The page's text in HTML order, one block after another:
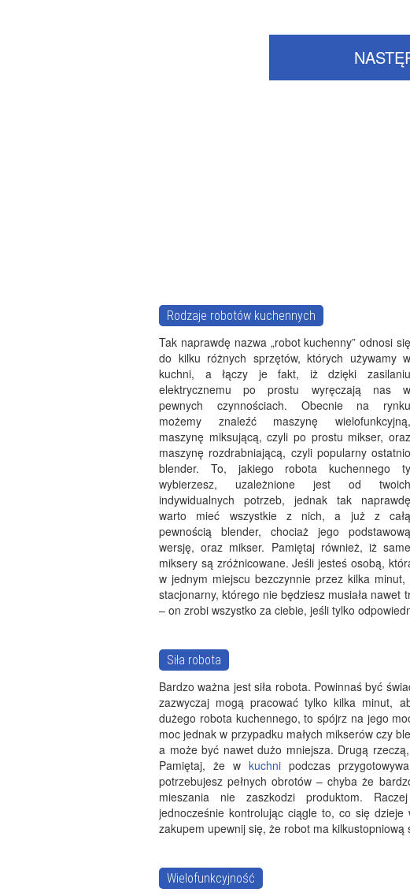
Rodzaje robotów kuchennych
Tak naprawdę nazwa „robot kuchenny” odnosi się
do kilku różnych sprzętów, których używamy w
kuchni, a łączy je fakt, iż dzięki zasilaniu
elektrycznemu po prostu wyręczają nas w
pewnych czynnościach. Obecnie na rynku
możemy znaleźć maszynę wielofunkcyjną,
maszynę miksującą, czyli po prostu mikser, oraz
maszynę rozdrabniającą, czyli popularny ostatnio
blender. To, jakiego robota kuchennego ty
wybierzesz, uzależnione jest od twoich
indywidualnych potrzeb, jednak tak naprawdę
warto mieć wszystkie z nich, a już z całą
pewnością blender, chociaż jego podstawową
wersję, oraz mikser. Pamiętaj również, iż same
miksery są zróżnicowane. Jeśli jesteś osobą,
w jednym miejscu bezczynnie przez kilka
stacjonarny, którego nie będziesz musiała nawet
– on zrobi wszystko za ciebie, jeśli tylko
Siła robota
Bardzo ważna jest siła robota. Powinnaś być
zazwyczaj mogą pracować tylko kilka minut,
dużego robota kuchennego, to spójrz na jego
moc jednak w przypadku małych mikserów czy
a może być nawet dużo mniejsza. Drugą
Pamiętaj, że w kuchni podczas
potrzebujesz pełnych obrotów – chyba że
mieszania nie zaszkodzi produktom.
jednocześnie kontrolując ciągle to, co się
zakupem upewnij się, że robot ma kilkustopniową
Wielofunkcyjność